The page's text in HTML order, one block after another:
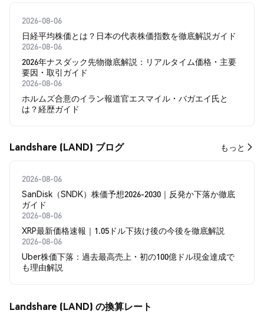
2026-08-06
日経平均株価とは？日本の代表株価指数を徹底解説ガイド
2026-08-06
2026年ナスダック先物徹底解説：リアルタイム価格・主要
要因・取引ガイド
2026-08-06
ホルムズ合意のイラン報道官エスマイル・バガエイ氏と
は？経歴ガイド
Landshare (LAND) ブログ もっと
2026-08-06
SanDisk（SNDK）株価予想2026-2030｜反発か下落か徹底
ガイド
2026-08-06
XRP最新価格速報｜1.05ドル下抜け後の今後を徹底解説
2026-08-06
Uber株価下落：過去最高売上・初の100億ドル現金達成で
も理由解説
Landshare (LAND) の換算レート